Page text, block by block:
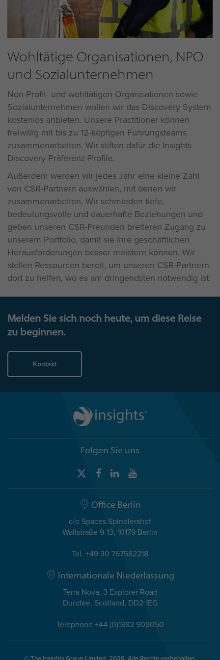
Wohltätige Organisationen, NPO
und Sozialunternehmen
Non-Profit- und wohltätigen Organisationen sowie
Sozialunternehmen wollen wir das Discovery System
kostenlos anbieten. Unsere Practitioner können
freiwillig mit bis zu 12-köpfigen Führungsteams
zusammenarbeiten. Wir stiften dafür die Insights
Discovery Präferenz-Profile.
Außerdem werden wir jedes Jahr eine kleine Zahl
von CSR-Partnern auswählen, mit denen wir
zusammenarbeiten. Wir schmieden tiefe,
bedeutungsvolle und dauerhafte Beziehungen und
geben unseren CSR-Freunden breiteren Zugang zu
unserem Portfolio, damit sie ihre geschäftlichen
Herausforderungen besser meistern können. Wir
stellen Ressourcen bereit, um unseren CSR-Partnern
dort zu helfen, wo es am dringendsten notwendig ist.
Melden Sie sich noch heute, um diese Reise
zu beginnen.
Kontakt
Folgen Sie uns
Office Berlin
c/o Spaces Spindlershof
Wallstraße 9-13, 10179 Berlin
Tel. +49 30 767582218
Internationale Niederlassung
Terra Nova, 3 Explorer Road
Dundee, Scotland, DD2 1EG
Telephone +44 (0)1382 908050